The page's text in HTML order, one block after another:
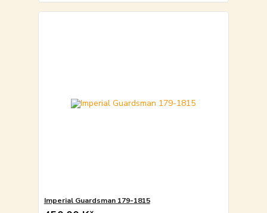
Imperial Guardsman 179-1815